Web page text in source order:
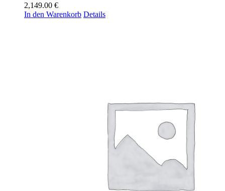
2,149.00 €
In den Warenkorb Details